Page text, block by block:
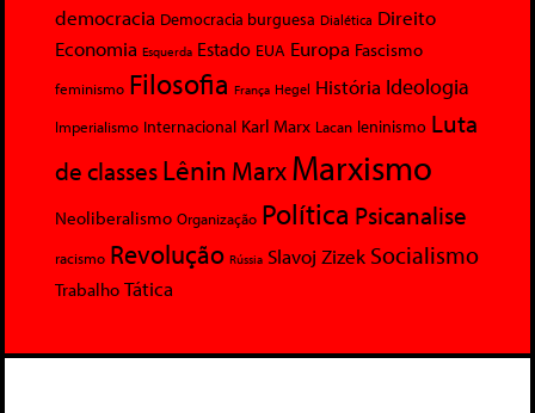
democracia Democracia burguesa Dialética Direito
Economia Esquerda Estado EUA Europa Fascismo
feminismo Filosofia França Hegel História Ideologia
Imperialismo Internacional Karl Marx Lacan leninismo Luta
de classesLênin MarxMarxismo
Neoliberalismo Organização Política Psicanalise
racismo Revolução Rússia Slavoj Zizek Socialismo
Trabalho Tática